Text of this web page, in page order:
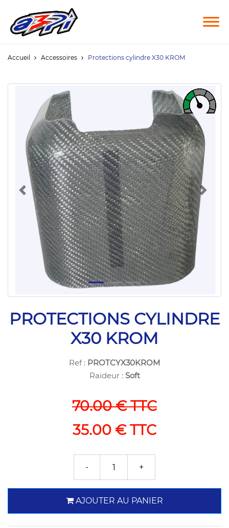
Accueil Accessoires Protections cylindre X30 KROM
Previous Next
PROTECTIONS CYLINDRE
X30 KROM
Ref : PROTCYX30KROM
Raideur : Soft
70.00 € TTC
35.00 € TTC
AJOUTER AU PANIER